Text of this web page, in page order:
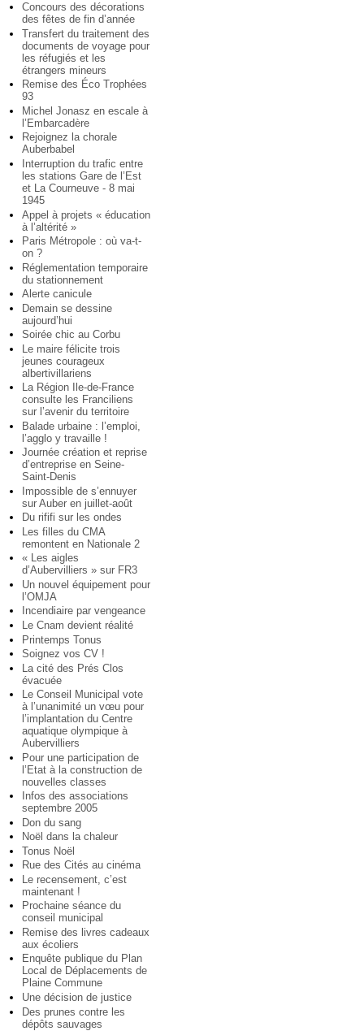
Concours des décorations
des fêtes de fin d’année
Transfert du traitement des
documents de voyage pour
les réfugiés et les
étrangers mineurs
Remise des Éco Trophées
93
Michel Jonasz en escale à
l’Embarcadère
Rejoignez la chorale
Auberbabel
Interruption du trafic entre
les stations Gare de l’Est
et La Courneuve - 8 mai
1945
Appel à projets « éducation
à l’altérité »
Paris Métropole : où va-t-
on ?
Réglementation temporaire
du stationnement
Alerte canicule
Demain se dessine
aujourd’hui
Soirée chic au Corbu
Le maire félicite trois
jeunes courageux
albertivillariens
La Région Ile-de-France
consulte les Franciliens
sur l’avenir du territoire
Balade urbaine : l’emploi,
l’agglo y travaille !
Journée création et reprise
d’entreprise en Seine-
Saint-Denis
Impossible de s’ennuyer
sur Auber en juillet-août
Du rififi sur les ondes
Les filles du CMA
remontent en Nationale 2
« Les aigles
d’Aubervilliers » sur FR3
Un nouvel équipement pour
l’OMJA
Incendiaire par vengeance
Le Cnam devient réalité
Printemps Tonus
Soignez vos CV !
La cité des Prés Clos
évacuée
Le Conseil Municipal vote
à l’unanimité un vœu pour
l’implantation du Centre
aquatique olympique à
Aubervilliers
Pour une participation de
l’Etat à la construction de
nouvelles classes
Infos des associations
septembre 2005
Don du sang
Noël dans la chaleur
Tonus Noël
Rue des Cités au cinéma
Le recensement, c’est
maintenant !
Prochaine séance du
conseil municipal
Remise des livres cadeaux
aux écoliers
Enquête publique du Plan
Local de Déplacements de
Plaine Commune
Une décision de justice
Des prunes contre les
dépôts sauvages